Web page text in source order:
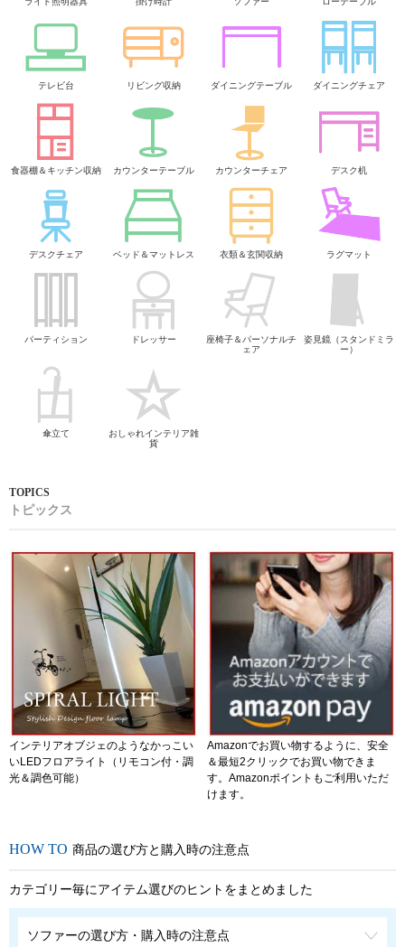
テレビ台 リビング収納 ダイニングテーブル ダイニングチェア
食器棚＆キッチン収納 カウンターテーブル カウンターチェア デスク机
デスクチェア ベッド＆マットレス 衣類＆玄関収納 ラグマット
パーティション ドレッサー
座椅子＆パーソナルチ
ェア
姿見鏡（スタンドミラ
ー）
傘立て
おしゃれインテリア雑
貨
トピックス
インテリアオブジェのようなかっこい
いLEDフロアライト（リモコン付・調
光＆調色可能）
Amazonでお買い物するように、安全
＆最短2クリックでお買い物できま
す。Amazonポイントもご利用いただ
けます。
商品の選び方と購入時の注意点
カテゴリー毎にアイテム選びのヒントをまとめました
ソファーの選び方・購入時の注意点